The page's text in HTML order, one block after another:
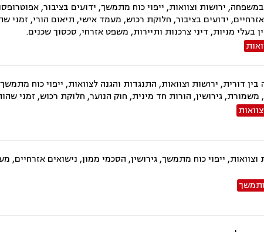
ירושות וצוואות, ייפוי כוח מתמשך, ידועים בציבור,
ידועים בציבור, חלוקת רכוש, מעמד אישי, תיאום הורי, זמני
בעלי מניות, דיני צרכנות ותיירות, משפט אזרחי, סכסוך שכנים.
דורית, ירושות וצוואות, התנגדות והגנה לצוואות, ייפוי כוח
גירושין, הורות חד מינית, חוק הנוער, חלוקת רכוש, זמני שהות,
ייפוי כוח מתמשך, גירושין, הסכמי ממון, נישואים אזרחיים,
מתמשך